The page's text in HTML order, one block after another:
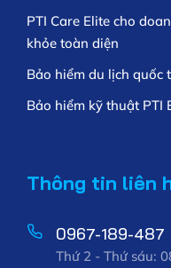
PTI Care Elite cho
khỏe toàn diện
Bảo hiểm du lịch quốc
Bảo hiểm kỹ thuật PTI
Thông tin liên
0967-189-487
Thứ 2 - Thứ sáu: